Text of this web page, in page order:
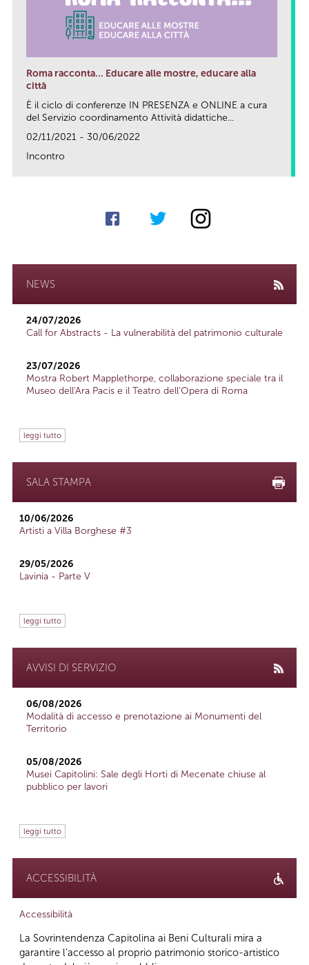
Roma racconta... Educare alle mostre, educare alla
città
È il ciclo di conferenze IN PRESENZA e ONLINE a cura
del Servizio coordinamento Attività didattiche...
02/11/2021 - 30/06/2022
Incontro
NEWS
24/07/2026
Call for Abstracts - La vulnerabilità del patrimonio culturale
23/07/2026
Mostra Robert Mapplethorpe, collaborazione speciale tra il
Museo dell'Ara Pacis e il Teatro dell'Opera di Roma
leggi tutto
SALA STAMPA
10/06/2026
Artisti a Villa Borghese #3
29/05/2026
Lavinia - Parte V
leggi tutto
AVVISI DI SERVIZIO
06/08/2026
Modalità di accesso e prenotazione ai Monumenti del
Territorio
05/08/2026
Musei Capitolini: Sale degli Horti di Mecenate chiuse al
pubblico per lavori
leggi tutto
ACCESSIBILITÀ
Accessibilità
La Sovrintendenza Capitolina ai Beni Culturali mira a
garantire l’accesso al proprio patrimonio storico-artistico